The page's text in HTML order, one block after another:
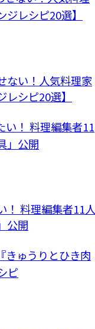
ない！人気料理家
シピ20選】
！ 料理編集者11人
公開